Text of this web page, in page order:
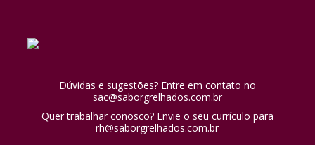
Dúvidas e sugestões? Entre em contato no
sac@saborgrelhados.com.br
Quer trabalhar conosco? Envie o seu currículo para
rh@saborgrelhados.com.br